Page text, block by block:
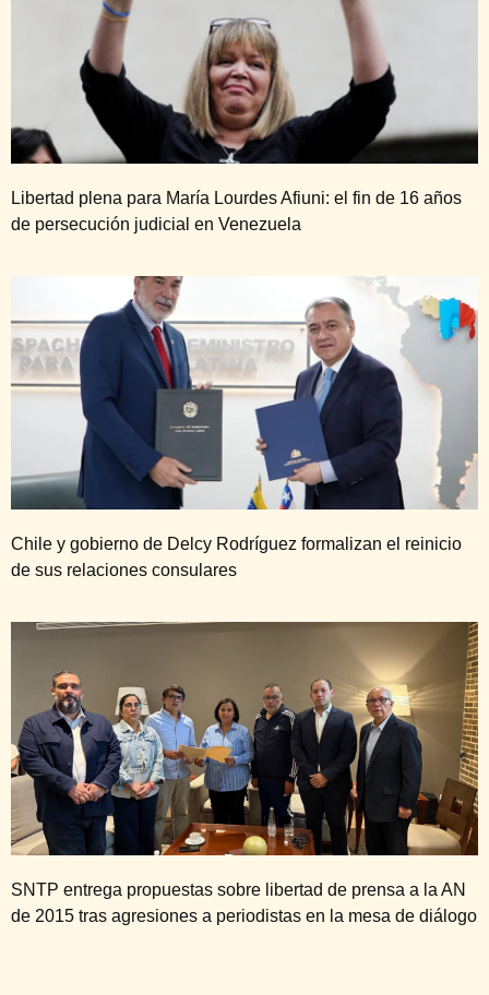
Libertad plena para María Lourdes Afiuni: el fin de 16 años
de persecución judicial en Venezuela
Chile y gobierno de Delcy Rodríguez formalizan el reinicio
de sus relaciones consulares
SNTP entrega propuestas sobre libertad de prensa a la AN
de 2015 tras agresiones a periodistas en la mesa de diálogo